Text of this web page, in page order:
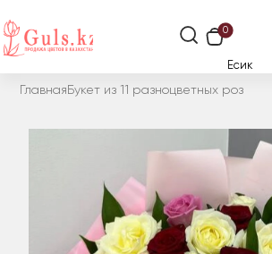
0
Есик
Главная Букет из 11 разноцветных роз